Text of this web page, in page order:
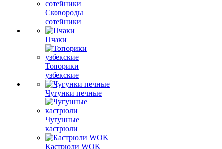
Сковороды
сотейники
Пчаки
Топорики
узбекские
Чугунки печные
Чугунные
кастрюли
Кастрюли WOK